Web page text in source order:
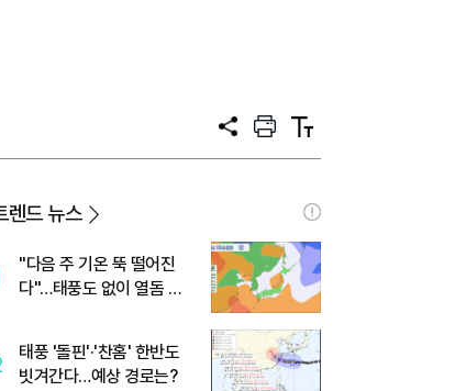
공
프
트
텍
트
렌드 뉴스
"다음 주 기온 뚝 떨어진
다"…태풍도 없이 열돔 박
태풍 '돌핀'·'찬홈' 한반도
빗겨간다…예상 경로는?